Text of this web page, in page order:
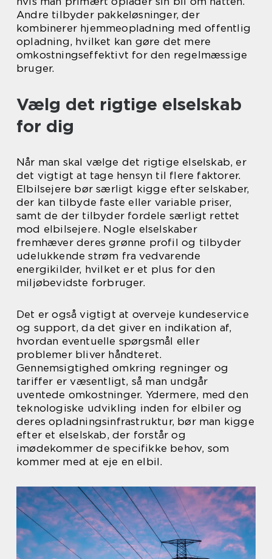
Andre tilbyder pakkeløsninger, der
kombinerer hjemmeopladning med offentlig
opladning, hvilket kan gøre det mere
omkostningseffektivt for den regelmæssige
bruger.
Vælg det rigtige elselskab
for dig
Når man skal vælge det rigtige elselskab, er
det vigtigt at tage hensyn til flere faktorer.
Elbilsejere bør særligt kigge efter selskaber,
der kan tilbyde faste eller variable priser,
samt de der tilbyder fordele særligt rettet
mod elbilsejere. Nogle elselskaber
fremhæver deres grønne profil og tilbyder
udelukkende strøm fra vedvarende
energikilder, hvilket er et plus for den
miljøbevidste forbruger.
Det er også vigtigt at overveje kundeservice
og support, da det giver en indikation af,
hvordan eventuelle spørgsmål eller
problemer bliver håndteret.
Gennemsigtighed omkring regninger og
tariffer er væsentligt, så man undgår
uventede omkostninger. Ydermere, med den
teknologiske udvikling inden for elbiler og
deres opladningsinfrastruktur, bør man kigge
efter et elselskab, der forstår og
imødekommer de specifikke behov, som
kommer med at eje en elbil.